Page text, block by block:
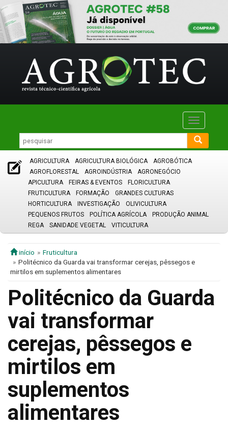
Toggle
AGRICULTURA AGRICULTURA BIOLÓGICA
AGROBÓTICA
AGROFLORESTAL
AGROINDÚSTRIA
AGRONEGÓCIO
APICULTURA
FEIRAS & EVENTOS
FLORICULTURA
FRUTICULTURA
FORMAÇÃO
GRANDES CULTURAS
HORTICULTURA
INVESTIGAÇÃO
OLIVICULTURA
PEQUENOS FRUTOS
POLÍTICA AGRÍCOLA
PRODUÇÃO ANIMAL
REGA
SANIDADE VEGETAL VITICULTURA
início
Fruticultura
Politécnico da Guarda vai transformar cerejas, pêssegos e
mirtilos em suplementos alimentares
Politécnico da Guarda
vai transformar
cerejas, pêssegos e
mirtilos em
suplementos
alimentares